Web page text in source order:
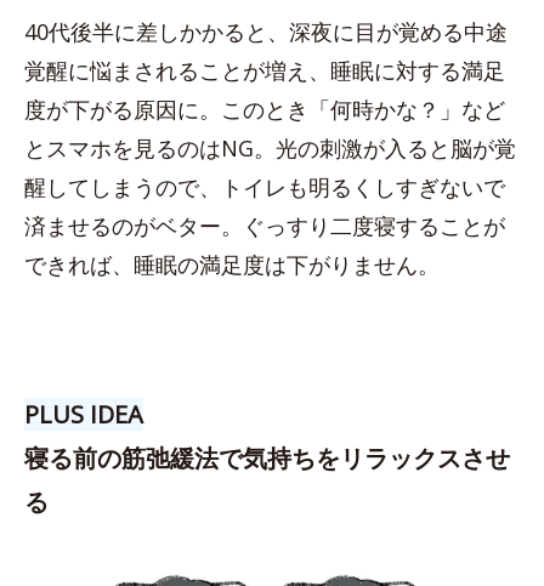
40代後半に差しかかると、深夜に目が覚める中途
覚醒に悩まされることが増え、睡眠に対する満足
度が下がる原因に。このとき「何時かな？」など
とスマホを見るのはNG。光の刺激が入ると脳が覚
醒してしまうので、トイレも明るくしすぎないで
済ませるのがベター。ぐっすり二度寝することが
できれば、睡眠の満足度は下がりません。
PLUS IDEA
寝る前の筋弛緩法で気持ちをリラックスさせ
る